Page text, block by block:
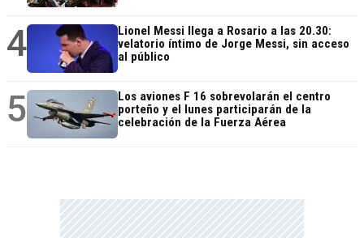
4
Lionel Messi llega a Rosario a las 20.30:
velatorio íntimo de Jorge Messi, sin acceso
al público
5
Los aviones F 16 sobrevolarán el centro
porteño y el lunes participarán de la
celebración de la Fuerza Aérea